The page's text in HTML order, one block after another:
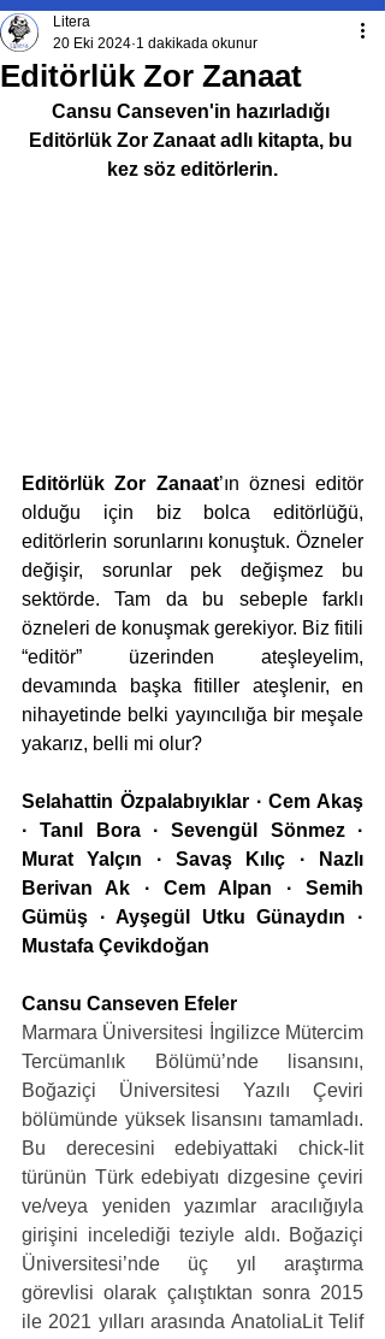
Editörlük Zor Zanaat
Litera
20 Eki 2024 1 dakikada okunur
Cansu Canseven'in hazırladığı
Editörlük Zor Zanaat adlı kitapta, bu
kez söz editörlerin.
Editörlük Zor Zanaat’ın öznesi editör
olduğu için biz bolca editörlüğü,
editörlerin sorunlarını konuştuk. Özneler
değişir, sorunlar pek değişmez bu
sektörde. Tam da bu sebeple farklı
özneleri de konuşmak gerekiyor. Biz fitili
“editör” üzerinden ateşleyelim,
devamında başka fitiller ateşlenir, en
nihayetinde belki yayıncılığa bir meşale
yakarız, belli mi olur?
Selahattin Özpalabıyıklar · Cem Akaş
· Tanıl Bora · Sevengül Sönmez ·
Murat Yalçın · Savaş Kılıç · Nazlı
Berivan Ak · Cem Alpan · Semih
Gümüş · Ayşegül Utku Günaydın ·
Mustafa Çevikdoğan
Cansu Canseven Efeler
Marmara Üniversitesi İngilizce Mütercim
Tercümanlık Bölümü’nde lisansını,
Boğaziçi Üniversitesi Yazılı Çeviri
bölümünde yüksek lisansını tamamladı.
Bu derecesini edebiyattaki chick-lit
türünün Türk edebiyatı dizgesine çeviri
ve/veya yeniden yazımlar aracılığıyla
girişini incelediği teziyle aldı. Boğaziçi
Üniversitesi’nde üç yıl araştırma
görevlisi olarak çalıştıktan sonra 2015
ile 2021 yılları arasında AnatoliaLit Telif